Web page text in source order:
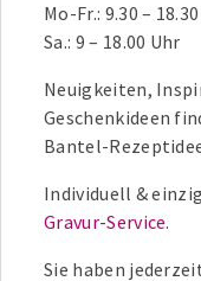
Mo-Fr.: 9.30 –
Sa.: 9 – 18.00 Uhr
Neuigkeiten,
Geschenkideen
Bantel-
Individuell &
Gravur-Service.
Sie haben